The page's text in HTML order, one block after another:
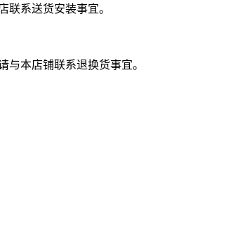
联系送货安装事宜。
本店铺联系退换货事宜。